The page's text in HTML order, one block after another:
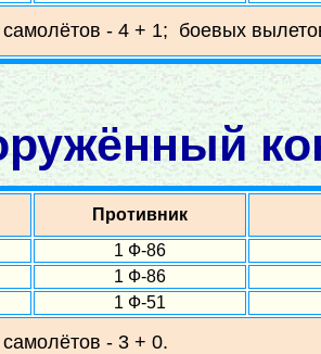
самолётов - 4 + 1; боевых
Противник
1 Ф-86
1 Ф-86
1 Ф-51
- 3 + 0.